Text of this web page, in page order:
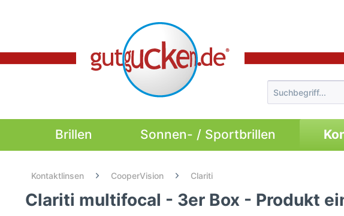
Brillen Sonnen- / Sportbrillen
Kontaktlinsen CooperVision Clariti
Clariti multifocal - 3er Box - Produkt